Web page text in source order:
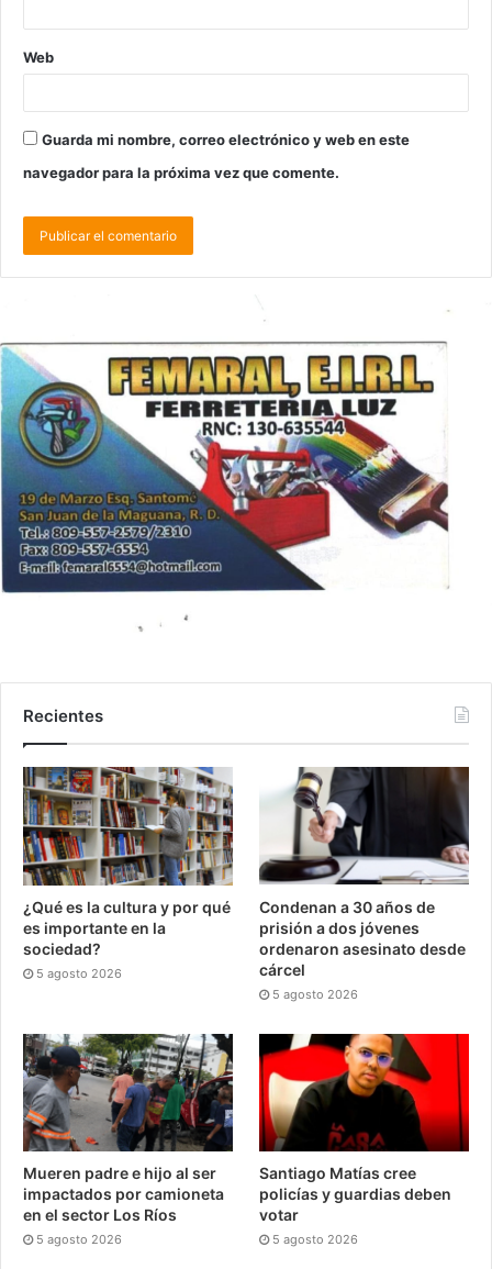
Web
Guarda mi nombre, correo electrónico y web en este
navegador para la próxima vez que comente.
Recientes
¿Qué es la cultura y por qué
es importante en la
sociedad?
5 agosto 2026
Condenan a 30 años de
prisión a dos jóvenes
ordenaron asesinato desde
cárcel
5 agosto 2026
Mueren padre e hijo al ser
impactados por camioneta
en el sector Los Ríos
5 agosto 2026
Santiago Matías cree
policías y guardias deben
votar
5 agosto 2026